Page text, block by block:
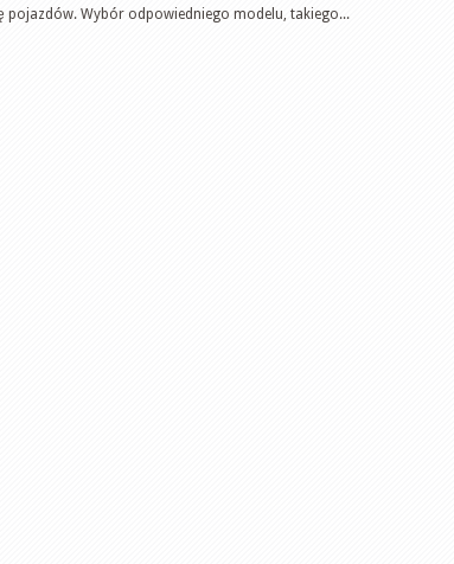
Wybór odpowiedniego modelu, takiego...